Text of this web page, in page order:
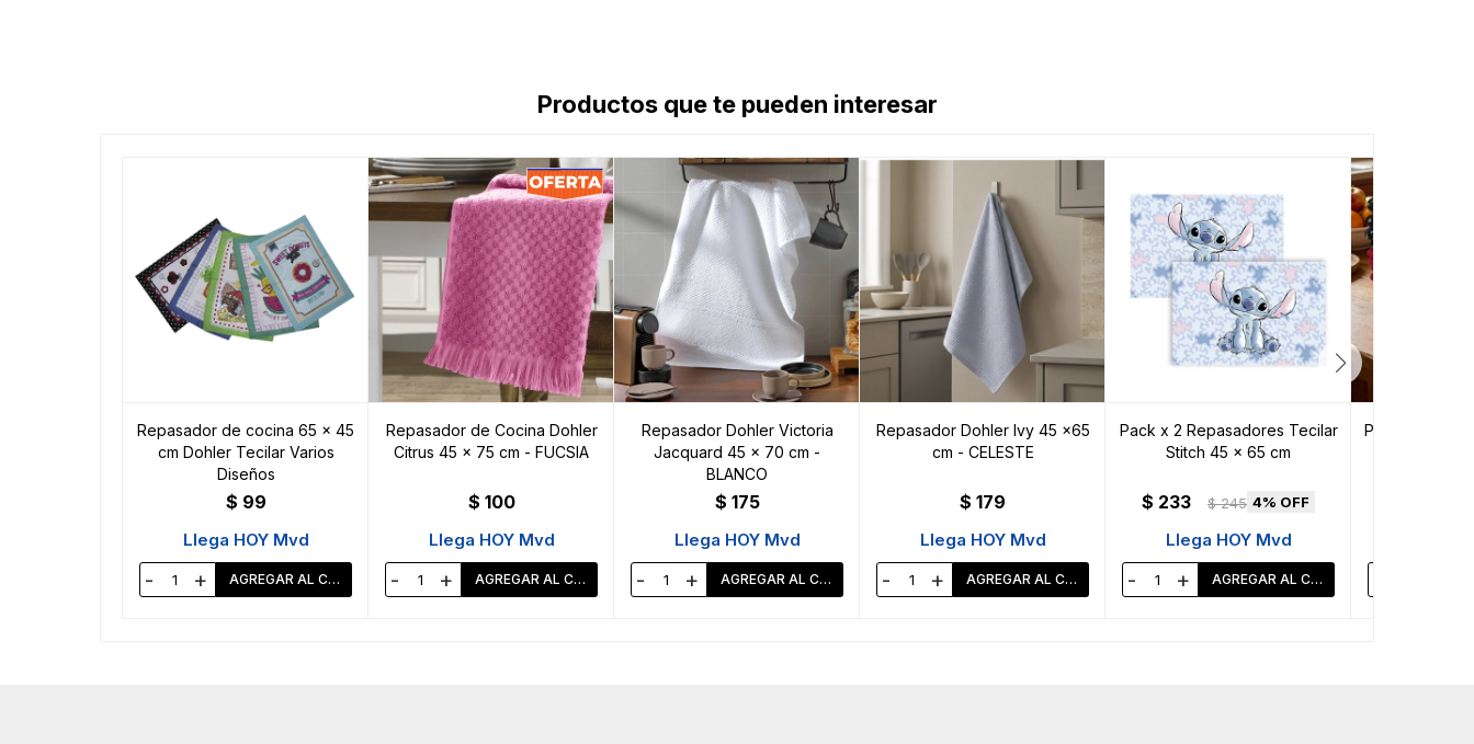
Productos que te pueden interesar
Repasador de cocina 65 x 45
cm Dohler Tecilar Varios
Diseños
$ 99
Llega HOY Mvd
- +
Repasador de Cocina Dohler
Citrus 45 x 75 cm - FUCSIA
$ 100
Llega HOY Mvd
- +
Repasador Dohler Victoria
Jacquard 45 x 70 cm -
BLANCO
$ 175
Llega HOY Mvd
- +
Repasador Dohler Ivy 45 x65
cm - CELESTE
$ 179
Llega HOY Mvd
- +
Pack x 2 Repasadores Tecilar
Stitch 45 x 65 cm
$ 233 $ 245 4
Llega HOY Mvd
- +
Pack x12